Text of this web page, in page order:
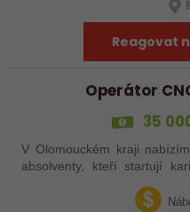
Reagovat
Operátor
35
V Olomouckém kraji
absolventy, kteří startují kariéru. Budeš vybaven
dozvědět více, neváhej…